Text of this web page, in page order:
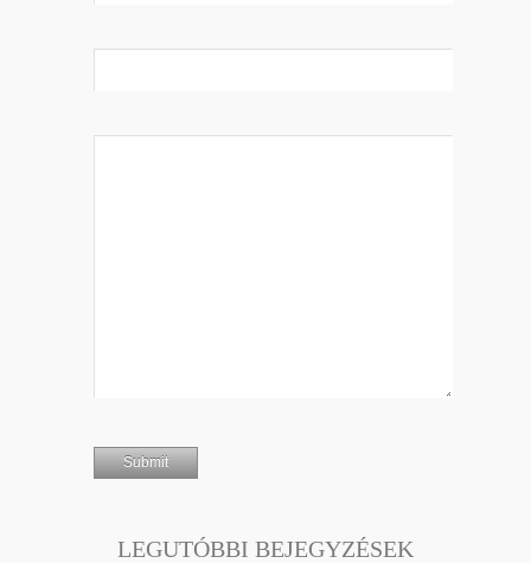
LEGUTÓBBI BEJEGYZÉSEK